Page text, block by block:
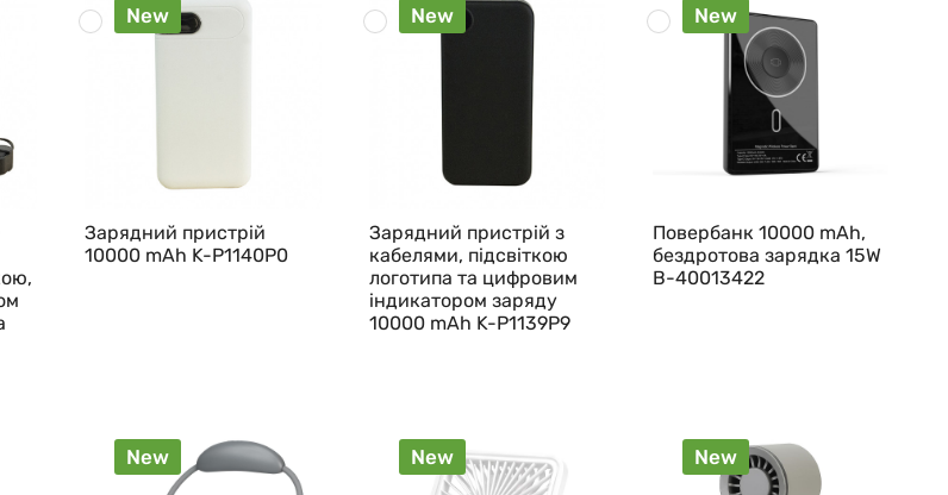
New
Зарядний пристрій
10000 mAh K-P1140P0
New
Зарядний пристрій з
кабелями, підсвіткою
логотипа та цифровим
індикатором заряду
10000 mAh K-P1139P9
New
Повербанк 10000 mAh,
бездротова зарядка 15W
B-40013422
New New New